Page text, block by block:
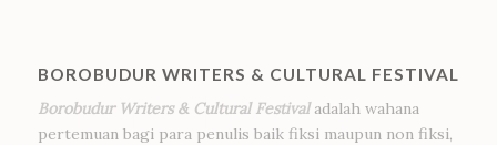
BOROBUDUR WRITERS & CULTURAL FESTIVAL
Borobudur Writers & Cultural Festivaladalah wahana
pertemuan bagi para penulis baik fiksi maupun non fiksi,